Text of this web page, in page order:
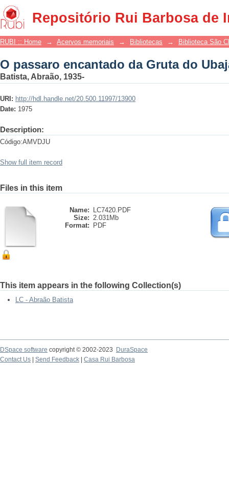
Repositório Rui Barbosa de
O passaro encantado da Gruta do
RUBI :: Home → Acervos memoriais → Bibliotecas → Biblioteca São
O passaro encantado da Gruta do
Batista, Abraão, 1935-
URI: http://hdl.handle.net/20.500.11997/13900
Date: 1975
Description:
Código:AMVDJU
Show full item record
Files in this item
Name:
LC7420.PDF
Size: 2.031Mb
Format:
PDF
This item appears in the following Collection(s)
LC - Abraão Batista
DSpace software copyright © 2002-2023
DuraSpace
Contact Us
Send Feedback Casa Rui Barbosa